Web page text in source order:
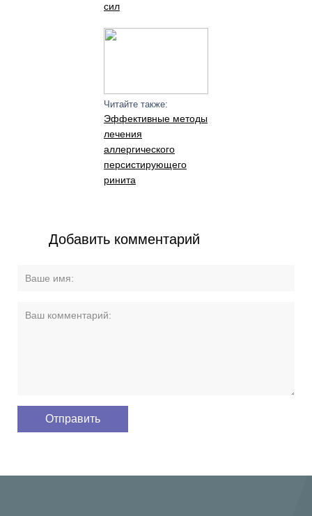
сил
Читайте также:
Эффективные методы
лечения
аллергического
персистирующего
ринита
Добавить комментарий